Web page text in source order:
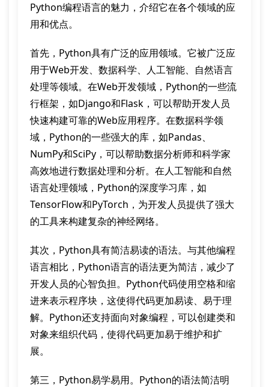
Python编程语言的魅力，介绍它在各个领域的应
用和优点。
首先，Python具有广泛的应用领域。它被广泛应
用于Web开发、数据科学、人工智能、自然语言
处理等领域。在Web开发领域，Python的一些流
行框架，如Django和Flask，可以帮助开发人员
快速构建可靠的Web应用程序。在数据科学领
域，Python的一些强大的库，如Pandas、
NumPy和SciPy，可以帮助数据分析师和科学家
高效地进行数据处理和分析。在人工智能和自然
语言处理领域，Python的深度学习库，如
TensorFlow和PyTorch，为开发人员提供了强大
的工具来构建复杂的神经网络。
其次，Python具有简洁易读的语法。与其他编程
语言相比，Python语言的语法更为简洁，减少了
开发人员的心智负担。Python代码使用空格和缩
进来表示程序块，这使得代码更加易读、易于理
解。Python还支持面向对象编程，可以创建类和
对象来组织代码，使得代码更加易于维护和扩
展。
第三，Python易学易用。Python的语法简洁明